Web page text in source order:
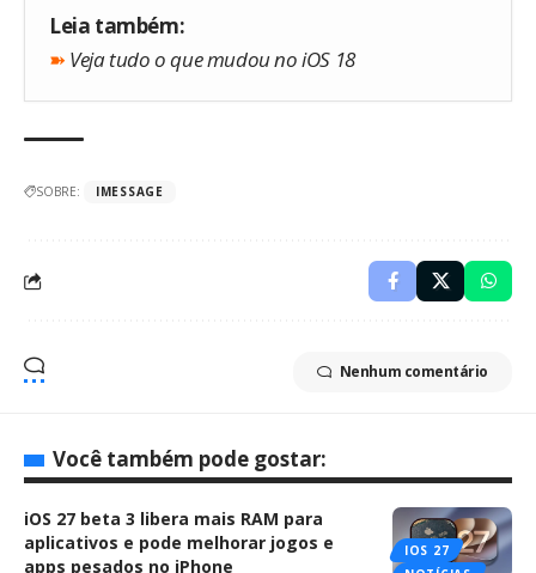
Leia também:
➽ Veja tudo o que mudou no iOS 18
SOBRE: IMESSAGE
Nenhum comentário
Você também pode gostar:
IOS 27
iOS 27 beta 3 libera mais RAM para
aplicativos e pode melhorar jogos e
apps pesados no iPhone